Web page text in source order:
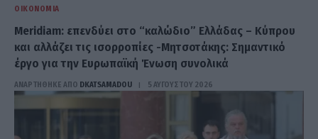
ΟΙΚΟΝΟΜΊΑ
Meridiam: επενδύει στο “καλώδιο” Ελλάδας – Κύπρου
και αλλάζει τις ισορροπίες -Μητσοτάκης: Σημαντικό
έργο για την Ευρωπαϊκή Ένωση συνολικά
ΑΝΑΡΤΗΘΗΚΕ ΑΠΟ DKATSAMADOU 5 ΑΥΓΟΎΣΤΟΥ 2026